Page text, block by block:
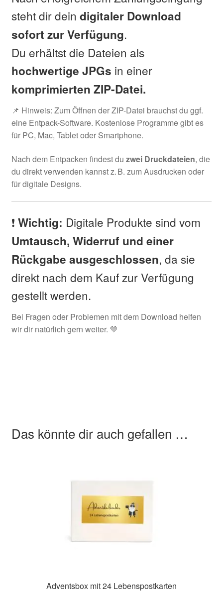
steht dir dein digitaler Download
sofort zur Verfügung.
Du erhältst die Dateien als
hochwertige JPGs in einer
komprimierten ZIP-Datei.
📌 Hinweis: Zum Öffnen der ZIP-Datei brauchst du ggf.
eine Entpack-Software. Kostenlose Programme gibt es
für PC, Mac, Tablet oder Smartphone.
Nach dem Entpacken findest du zwei Druckdateien, die
du direkt verwenden kannst z. B. zum Ausdrucken oder
für digitale Designs.
❗ Wichtig: Digitale Produkte sind vom
Umtausch, Widerruf und einer
Rückgabe ausgeschlossen, da sie
direkt nach dem Kauf zur Verfügung
gestellt werden.
Bei Fragen oder Problemen mit dem Download helfen
wir dir natürlich gern weiter. 💛
Das könnte dir auch gefallen …
Adventsbox mit 24 Lebenspostkarten